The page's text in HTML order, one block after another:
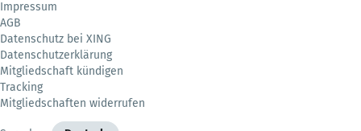
Impressum
AGB
Datenschutz bei XING
Datenschutzerklärung
Mitgliedschaft kündigen
Tracking
Mitgliedschaften widerrufen